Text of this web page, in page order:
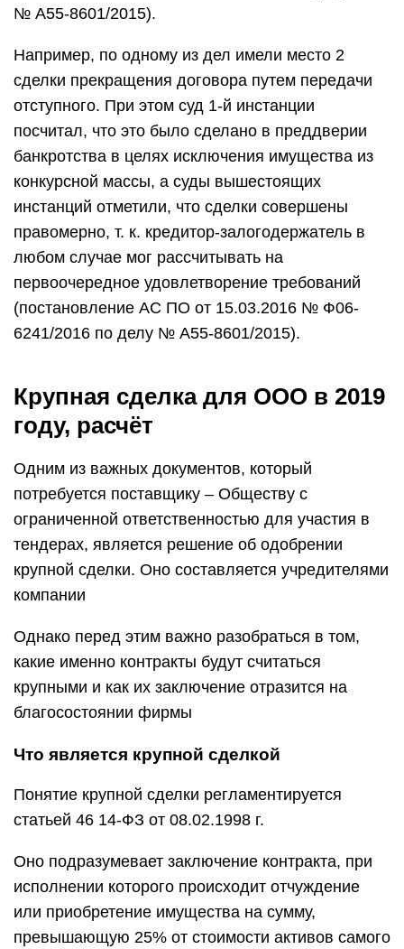
№ А55-8601/2015).
Например, по одному из дел имели место 2
сделки прекращения договора путем передачи
отступного. При этом суд 1-й инстанции
посчитал, что это было сделано в преддверии
банкротства в целях исключения имущества из
конкурсной массы, а суды вышестоящих
инстанций отметили, что сделки совершены
правомерно, т. к. кредитор-залогодержатель в
любом случае мог рассчитывать на
первоочередное удовлетворение требований
(постановление АС ПО от 15.03.2016 № Ф06-
6241/2016 по делу № А55-8601/2015).
Крупная сделка для ООО в 2019
году, расчёт
Одним из важных документов, который
потребуется поставщику – Обществу с
ограниченной ответственностью для участия в
тендерах, является решение об одобрении
крупной сделки. Оно составляется учредителями
компании
Однако перед этим важно разобраться в том,
какие именно контракты будут считаться
крупными и как их заключение отразится на
благосостоянии фирмы
Что является крупной сделкой
Понятие крупной сделки регламентируется
статьей 46 14-ФЗ от 08.02.1998 г.
Оно подразумевает заключение контракта, при
исполнении которого происходит отчуждение
или приобретение имущества на сумму,
превышающую 25% от стоимости активов самого